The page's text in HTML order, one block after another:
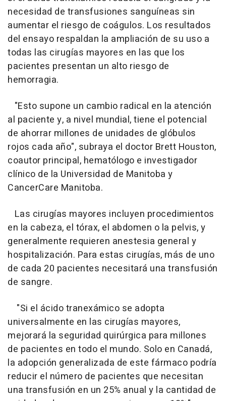
necesidad de transfusiones sanguíneas sin
aumentar el riesgo de coágulos. Los resultados
del ensayo respaldan la ampliación de su uso a
todas las cirugías mayores en las que los
pacientes presentan un alto riesgo de
hemorragia.
"Esto supone un cambio radical en la atención
al paciente y, a nivel mundial, tiene el potencial
de ahorrar millones de unidades de glóbulos
rojos cada año", subraya el doctor Brett Houston,
coautor principal, hematólogo e investigador
clínico de la Universidad de Manitoba y
CancerCare Manitoba.
Las cirugías mayores incluyen procedimientos
en la cabeza, el tórax, el abdomen o la pelvis, y
generalmente requieren anestesia general y
hospitalización. Para estas cirugías, más de uno
de cada 20 pacientes necesitará una transfusión
de sangre.
"Si el ácido tranexámico se adopta
universalmente en las cirugías mayores,
mejorará la seguridad quirúrgica para millones
de pacientes en todo el mundo. Solo en Canadá,
la adopción generalizada de este fármaco podría
reducir el número de pacientes que necesitan
una transfusión en un 25% anual y la cantidad de